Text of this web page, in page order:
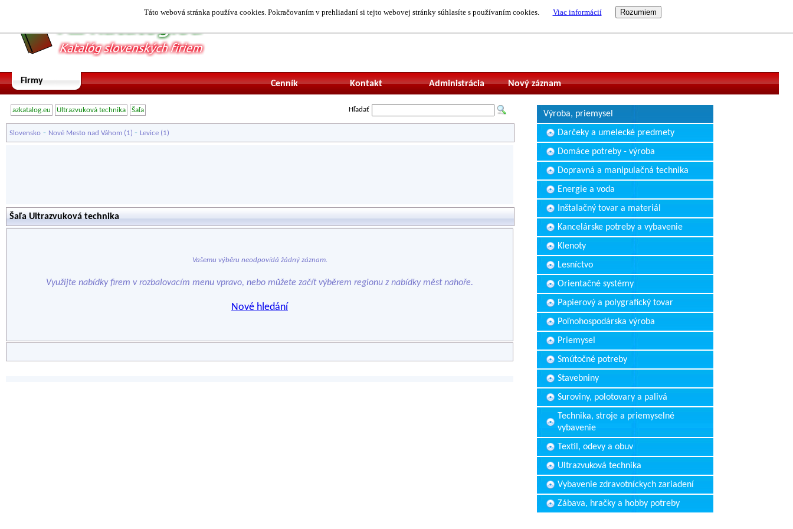
Táto webová stránka používa cookies. Pokračovaním v prehliadaní si tejto webovej stránky súhlasíte s používaním cookies. Viac informácií
Firmy Nový záznam
Administrácia
Kontakt
Cenník
azkatalog.eu Ultrazvuková technika Šaľa Hľadať
Slovensko - Nové Mesto nad Váhom (1) - Levice (1)
Šaľa Ultrazvuková technika
Vašemu výběru neodpovídá žádný záznam.
Využijte nabídky firem v rozbalovacím menu vpravo, nebo můžete začít výběrem regionu z nabídky měst nahoře.
Nové hledání
Výroba, priemysel
Darčeky a umelecké predmety
Domáce potreby - výroba
Dopravná a manipulačná technika
Energie a voda
Inštalačný tovar a materiál
Kancelárske potreby a vybavenie
Klenoty
Lesníctvo
Orientačné systémy
Papierový a polygrafický tovar
Poľnohospodárska výroba
Priemysel
Smútočné potreby
Stavebniny
Suroviny, polotovary a palivá
Technika, stroje a priemyselné
vybavenie
Textil, odevy a obuv
Ultrazvuková technika
Vybavenie zdravotníckych zariadení
Zábava, hračky a hobby potreby